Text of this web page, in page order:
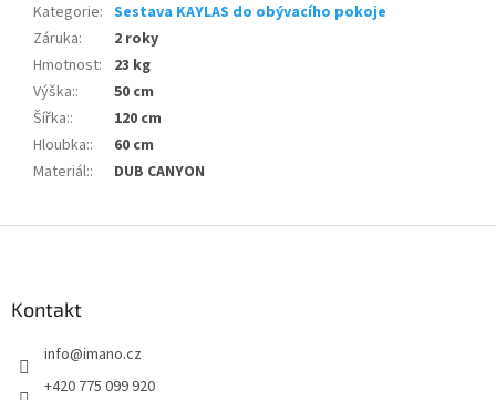
Kategorie: Sestava KAYLAS do obývacího pokoje
Záruka:
2 roky
Hmotnost:
23 kg
Výška::
50 cm
Šířka::
120 cm
Hloubka::
60 cm
Materiál:: DUB CANYON
Kontakt
info@imano.cz
+420 775 099 920